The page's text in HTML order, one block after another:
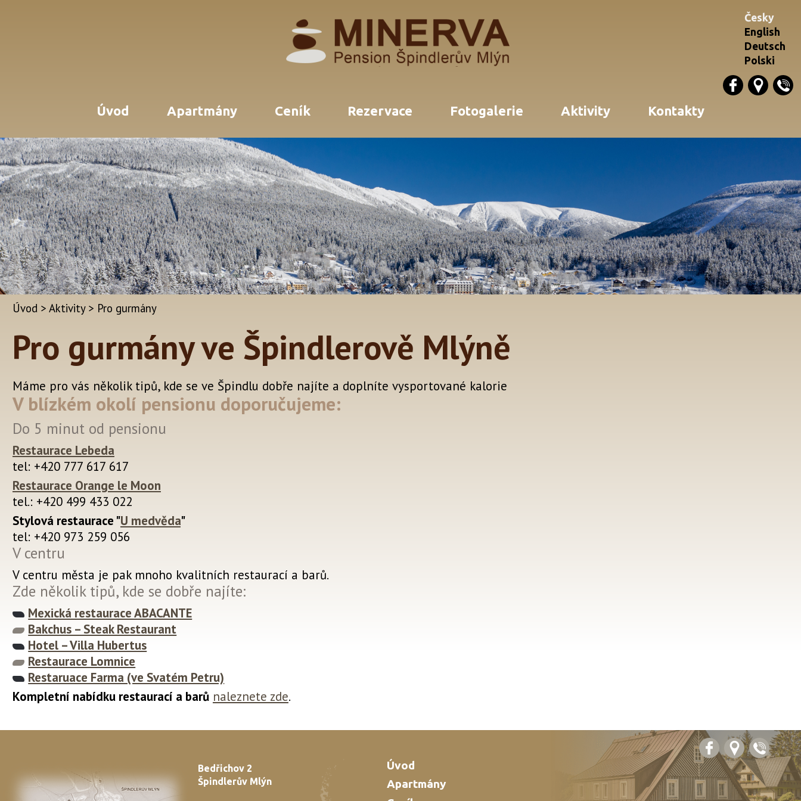
Česky
English
Deutsch
Polski
Úvod Apartmány Ceník Rezervace Fotogalerie Aktivity Kontakty
Úvod > Aktivity> Pro gurmány
Pro gurmány ve Špindlerově Mlýně
Máme pro vás několik tipů, kde se ve Špindlu dobře najíte a doplníte vysportované kalorie
V blízkém okolí pensionu doporučujeme:
Do 5 minut od pensionu
Restaurace Lebeda
tel: +420 777 617 617
Restaurace Orange le Moon
tel.: +420 499 433 022
Stylová restaurace "U medvěda"
tel: +420 973 259 056
V centru
V centru města je pak mnoho kvalitních restaurací a barů.
Zde několik tipů, kde se dobře najíte:
Mexická restaurace ABACANTE
Bakchus – Steak Restaurant
Hotel – Villa Hubertus
Restaurace Lomnice
Restaruace Farma (ve Svatém Petru)
Kompletní nabídku restaurací a barů naleznete zde.
Bedřichov 2
Špindlerův Mlýn
Úvod
Apartmány